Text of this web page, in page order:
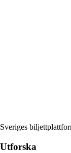
Sveriges
Utforska